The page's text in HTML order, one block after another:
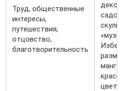
Труд, общественные
интересы,
путешествия,
отцовство,
благотворительность
декора,